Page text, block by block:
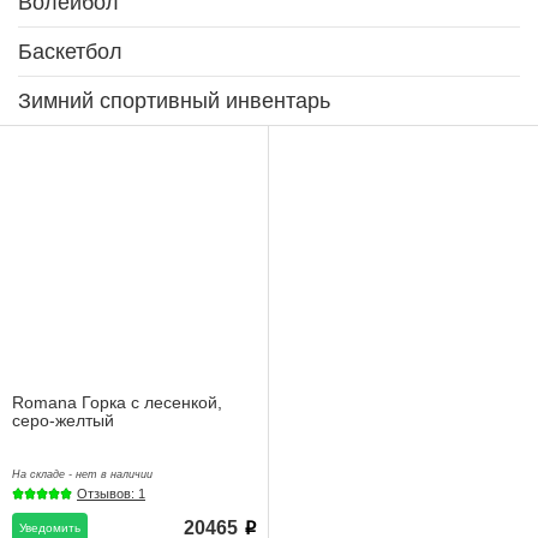
Баскетбол
Зимний спортивный инвентарь
Romana Горка с лесенкой,
серо-желтый
На складе - нет в наличии
Отзывов: 1
Уведомить 20465 i